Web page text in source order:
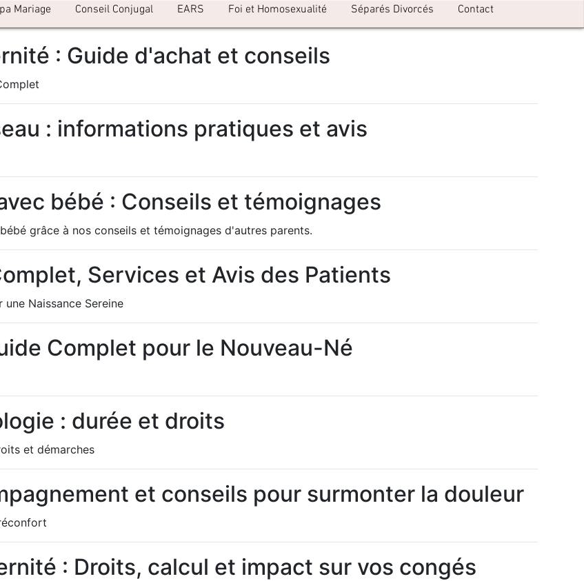
Mariage Conseil Conjugal EARS Foi et Homosexualité Séparés Divorcés Contact
: Guide d'achat et conseils
: informations pratiques et avis
bébé : Conseils et témoignages
grâce à nos conseils et témoignages d'autres parents.
Services et Avis des Patients
Naissance Sereine
Complet pour le Nouveau-Né
: durée et droits
et démarches
et conseils pour surmonter la douleur
: Droits, calcul et impact sur vos congés